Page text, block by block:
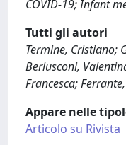
COVID-19; Infant
Tutti gli autori
Termine, Cristiano;
Berlusconi,
Francesca;
Appare nelle
Articolo su Rivista